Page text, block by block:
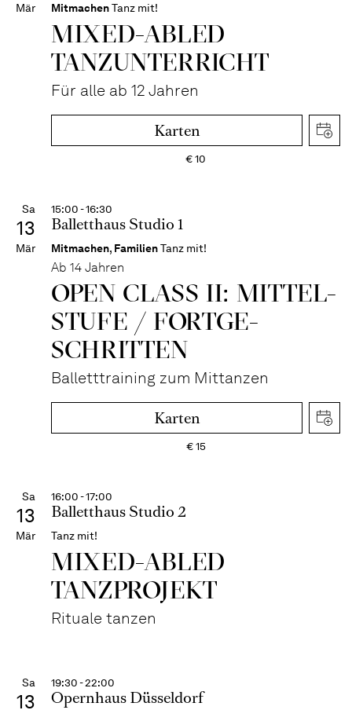
Mär MitmachenTanz mit!
MIXED-­ABLED
TANZ­UNTER­RICHT
Für alle ab 12 Jahren
Karten
€10
Sa
13
Mär
15:00 - 16:30
Balletthaus Studio 1
Mitmachen, FamilienTanz mit!
Ab 14 Jahren
OPEN CLASS II: MITTEL­
STUFE / FORT­GE­
SCHRITTEN
Balletttraining zum Mittanzen
Karten
€15
Sa
13
Mär
16:00 - 17:00
Balletthaus Studio 2
Tanz mit!
MIXED-ABLED
TANZPROJEKT
Rituale tanzen
Sa
13
19:30 - 22:00
Opernhaus Düsseldorf